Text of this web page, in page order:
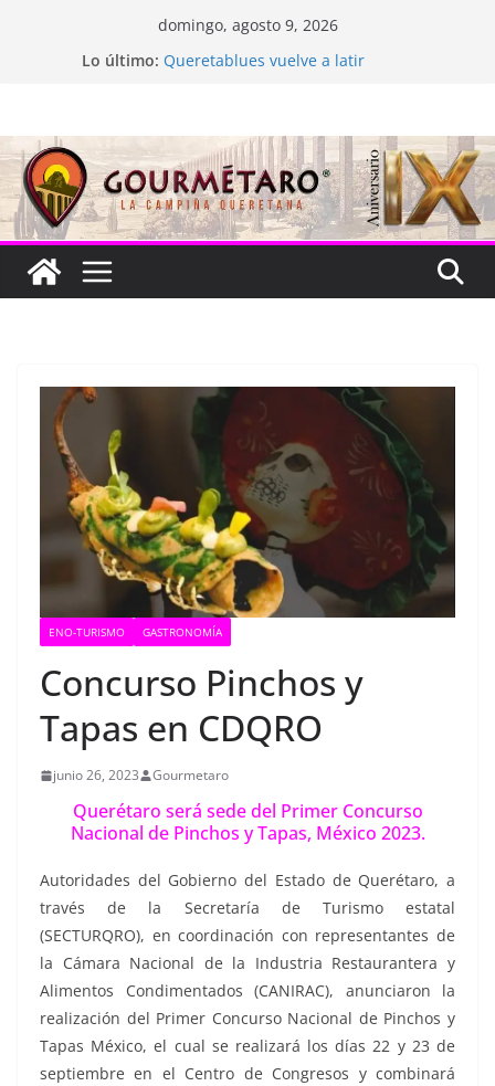
domingo, agosto 9, 2026
Lo último: Queretablues vuelve a latir
Cascada Cueva Longa
ENO-TURISMO GASTRONOMÍA
Concurso Pinchos y
Tapas en CDQRO
junio 26, 2023 Gourmetaro
Querétaro será sede del Primer Concurso
Nacional de Pinchos y Tapas, México 2023.
Autoridades del Gobierno del Estado de Querétaro, a
través de la Secretaría de Turismo estatal
(SECTURQRO), en coordinación con representantes de
la Cámara Nacional de la Industria Restaurantera y
Alimentos Condimentados (CANIRAC), anunciaron la
realización del Primer Concurso Nacional de Pinchos y
Tapas México, el cual se realizará los días 22 y 23 de
septiembre en el Centro de Congresos y combinará